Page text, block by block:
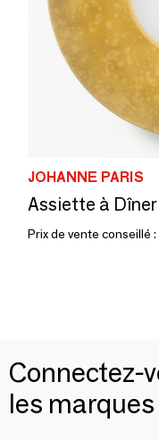
JOHANNE PARIS
Assiette à
Prix de vente conseillé :
Connectez-
les marques